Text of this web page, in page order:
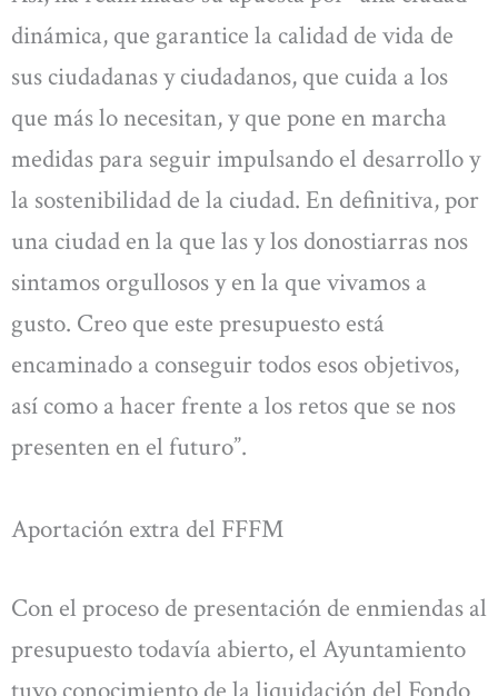
dinámica, que garantice la calidad de vida de
sus ciudadanas y ciudadanos, que cuida a los
que más lo necesitan, y que pone en marcha
medidas para seguir impulsando el desarrollo y
la sostenibilidad de la ciudad. En definitiva, por
una ciudad en la que las y los donostiarras nos
sintamos orgullosos y en la que vivamos a
gusto. Creo que este presupuesto está
encaminado a conseguir todos esos objetivos,
así como a hacer frente a los retos que se nos
presenten en el futuro”.
Aportación extra del FFFM
Con el proceso de presentación de enmiendas al
presupuesto todavía abierto, el Ayuntamiento